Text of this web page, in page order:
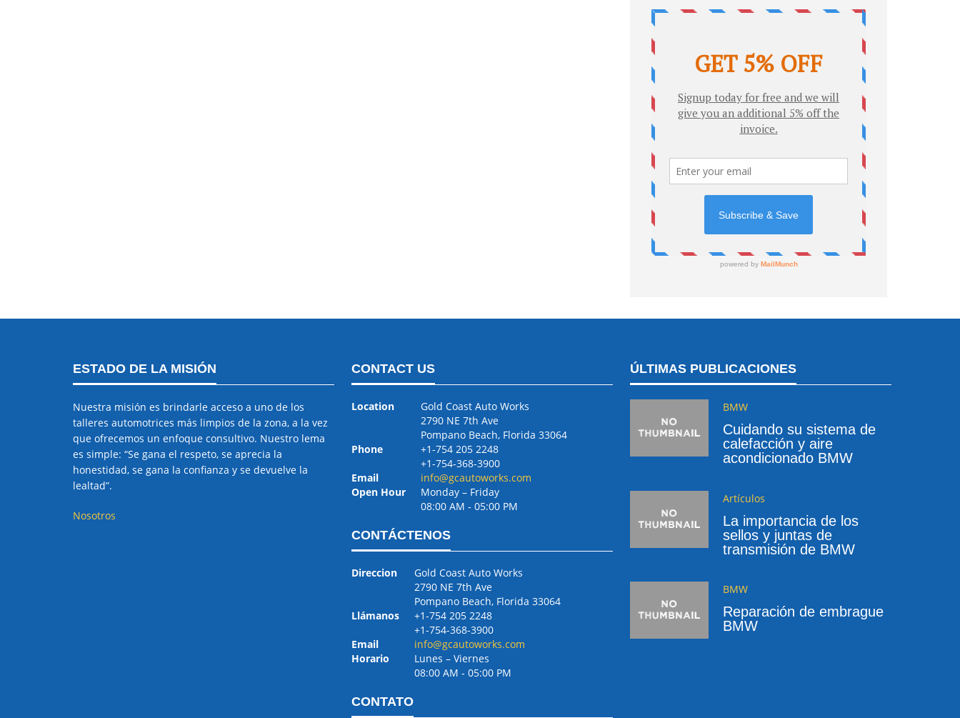
ESTADO DE LA MISIÓN
Nuestra misión es brindarle acceso a uno de los
talleres automotrices más limpios de la zona, a la vez
que ofrecemos un enfoque consultivo. Nuestro lema
es simple: “Se gana el respeto, se aprecia la
honestidad, se gana la confianza y se devuelve la
lealtad”.
Nosotros
CONTACT US
Location
Gold Coast Auto Works
2790 NE 7th Ave
Pompano Beach, Florida 33064
Phone
+1-754 205 2248
+1-754-368-3900
Email
info@gcautoworks.com
Open Hour
Monday – Friday
08:00 AM ‐ 05:00 PM
CONTÁCTENOS
Direccion
Gold Coast Auto Works
2790 NE 7th Ave
Pompano Beach, Florida 33064
Llámanos
+1-754 205 2248
+1-754-368-3900
Email
info@gcautoworks.com
Horario
Lunes – Viernes
08:00 AM ‐ 05:00 PM
CONTATO
ÚLTIMAS PUBLICACIONES
BMW
Cuidando su sistema de
calefacción y aire
acondicionado BMW
Artículos
La importancia de los
sellos y juntas de
transmisión de BMW
BMW
Reparación de embrague
BMW